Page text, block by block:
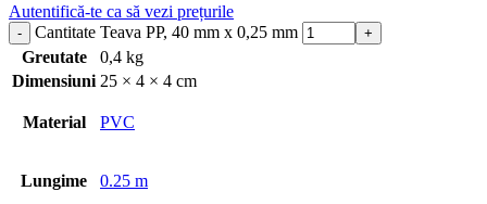
Autentifică-te ca să vezi prețurile
Cantitate Teava PP, 40 mm x 0,25 mm
Greutate
0,4 kg
Dimensiuni 25 × 4 × 4 cm
Material PVC
Lungime 0.25 m